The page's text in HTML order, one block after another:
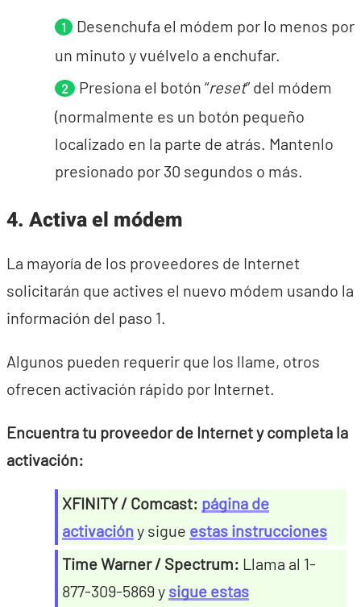
Desenchufa el módem por lo menos por
un minuto y vuélvelo a enchufar.
Presiona el botón “reset” del módem
(normalmente es un botón pequeño
localizado en la parte de atrás. Mantenlo
presionado por 30 segundos o más.
4. Activa el módem
La mayoría de los proveedores de Internet
solicitarán que actives el nuevo módem usando la
información del paso 1.
Algunos pueden requerir que los llame, otros
ofrecen activación rápido por Internet.
Encuentra tu proveedor de Internet y completa la
activación:
XFINITY / Comcast: página de
activación y sigue estas instrucciones
Time Warner / Spectrum: Llama al 1-
877-309-5869 y sigue estas